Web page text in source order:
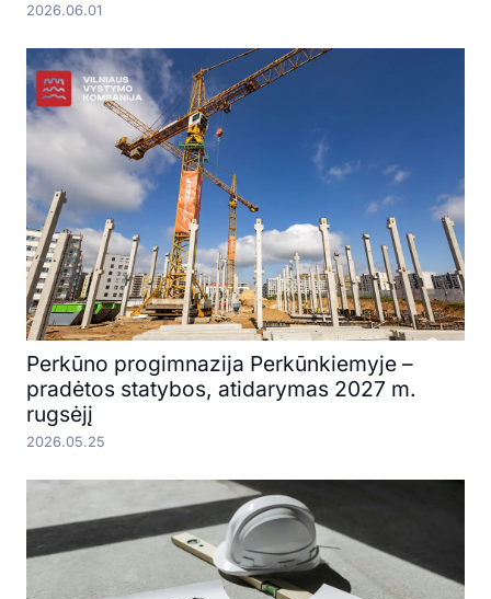
2026.06.01
Perkūno progimnazija Perkūnkiemyje –
pradėtos statybos, atidarymas 2027 m.
rugsėjį
2026.05.25